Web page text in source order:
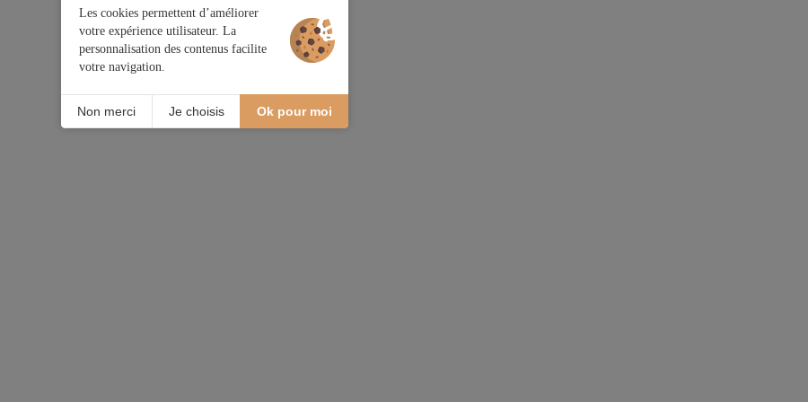
Les cookies permettent d’améliorer
votre expérience utilisateur. La
personnalisation des contenus facilite
votre navigation.
Ok pour moi
Non merci Je choisis